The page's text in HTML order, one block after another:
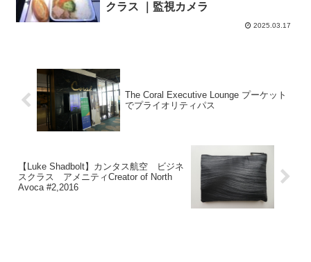
クラス ｜監視カメラ
2025.03.17
The Coral Executive Lounge プーケット
でプライオリティパス
【Luke Shadbolt】カンタス航空 ビジネ
スクラス アメニティCreator of North
Avoca #2,2016